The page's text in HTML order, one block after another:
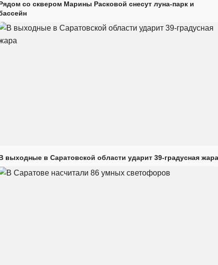
со сквером Марины Расковой снесут луна-парк и
выходные в Саратовской области ударит 39-градусная жара